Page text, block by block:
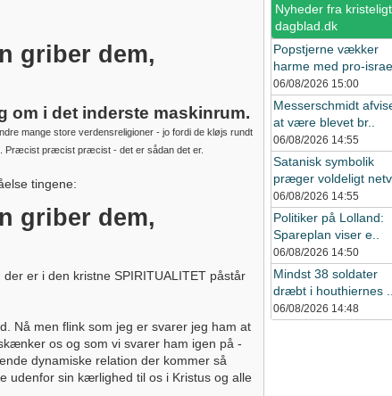
griber dem,
om i det inderste maskinrum.
mange store verdensreligioner - jo fordi de kløjs rundt
Præcist præcist præcist - det er sådan det er.
tingene:
griber dem,
er i den kristne SPIRITUALITET påstår
Nå men flink som jeg er svarer jeg ham at
os og som vi svarer ham igen på -
dynamiske relation der kommer så
udenfor sin kærlighed til os i Kristus og alle
Nyheder fra
dagblad.dk
Popstjerne vækker
harme med pro-
06/08/2026 15:00
Messerschmidt
at være blevet br..
06/08/2026 14:55
Satanisk symbolik
præger voldeligt
06/08/2026 14:55
Politiker på Lolland:
Spareplan viser e..
06/08/2026 14:50
Mindst 38 soldater
dræbt i houthiernes
06/08/2026 14:48